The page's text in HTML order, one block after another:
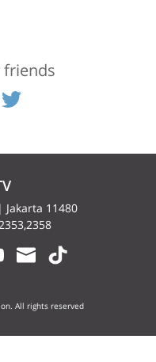
friends
Jakarta 11480
All rights reserved